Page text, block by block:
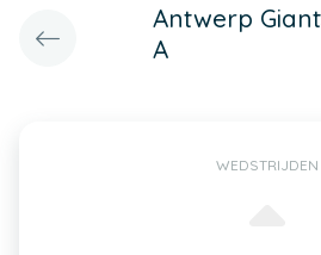
Antwerp
A
WEDSTRIJDEN